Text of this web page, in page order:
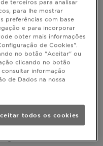
do sol, segue os
da sua pele:
exposição solar
as horas de maior
e as 16h30);
alta –
peles claras e
morenas e escuras;
terceiros para analisar
para lhe mostrar
preferências com base
e para incorporar
obter mais informações
de Cookies".
no botão "Aceitar" ou
clicando no botão
informação
de Dados na nossa
todos os cookies